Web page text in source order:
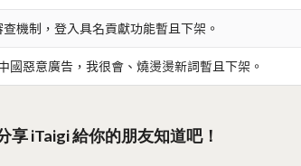
機制，登入具名貢獻功能暫且下架。
國惡意廣告，我很會、燒燙燙新詞暫且下架。
享 iTaigi 給你的朋友知道吧！